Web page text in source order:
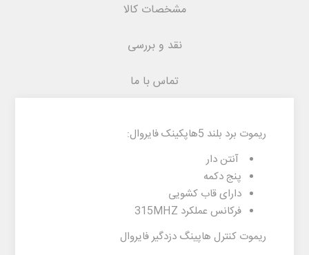
مشخصات کالا
نقد و بررسی
تماس با ما
ریموت برد بلند 5هاپکینک فایروال:
آنتن دار
پنج دکمه
دارای قاب کشویی
فرکانس عملکرد 315MHZ
ریموت کنترل هاپینگ دزدگیر فایروال